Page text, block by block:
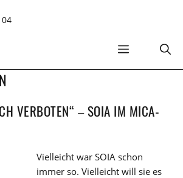
MENÜ
VERBOTEN“ – SOIA IM MICA-
Vielleicht war SOIA schon
immer so. Vielleicht will sie es